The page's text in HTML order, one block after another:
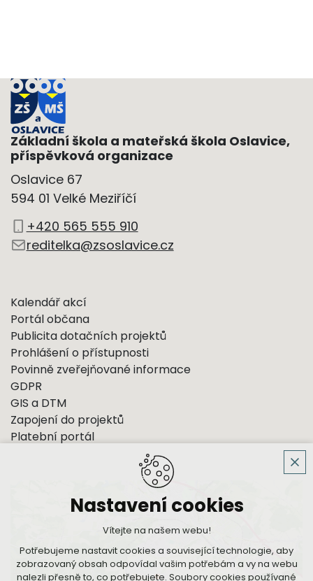
Základní škola a mateřská škola Oslavice,
příspěvková organizace
Oslavice 67
594 01 Velké Meziříčí
+420 565 555 910
reditelka@zsoslavice.cz
Kalendář akcí
Portál občana
Publicita dotačních projektů
Prohlášení o přístupnosti
Povinně zveřejňované informace
GDPR
GIS a DTM
Zapojení do projektů
Platební portál
Nastavení cookies
Vítejte na našem webu!
Potřebujeme nastavit cookies a související technologie, aby
zobrazovaný obsah odpovídal vašim potřebám a vy na webu
nalezli přesně to, co potřebujete. Soubory cookies používané